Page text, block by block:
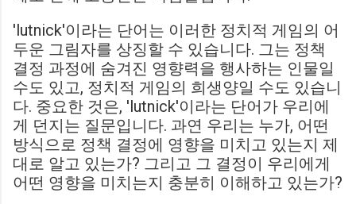
'lutnick'이라는 단어는 이러한 정치적 게임의 어
두운 그림자를 상징할 수 있습니다. 그는 정책
결정 과정에 숨겨진 영향력을 행사하는 인물일
수도 있고, 정치적 게임의 희생양일 수도 있습니
다. 중요한 것은, 'lutnick'이라는 단어가 우리에
게 던지는 질문입니다. 과연 우리는 누가, 어떤
방식으로 정책 결정에 영향을 미치고 있는지 제
대로 알고 있는가? 그리고 그 결정이 우리에게
어떤 영향을 미치는지 충분히 이해하고 있는가?